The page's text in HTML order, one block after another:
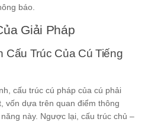
báo.
Giải Pháp
Cấu Trúc Của Cú Tiếng
cấu trúc cú pháp của cú phải
vốn dựa trên quan điểm thông
này. Ngược lại, cấu trúc chủ –